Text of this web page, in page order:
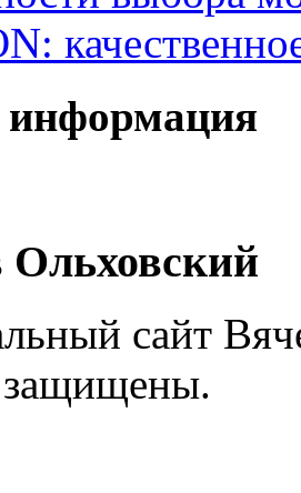
информация
Ольховский
сайт
защищены.